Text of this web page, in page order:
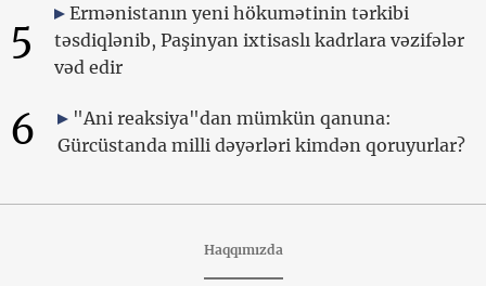
5
Ermənistanın yeni hökumətinin tərkibi
təsdiqlənib, Paşinyan ixtisaslı kadrlara vəzifələr
vəd edir
6
"Ani reaksiya"dan mümkün qanuna:
Gürcüstanda milli dəyərləri kimdən qoruyurlar?
Haqqımızda